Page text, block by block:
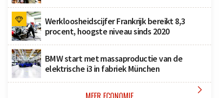
Werkloosheidscijfer Frankrijk bereikt 8,3
procent, hoogste niveau sinds 2020
BMW start met massaproductie van de
elektrische i3 in fabriek München
